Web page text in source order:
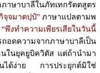
าษาบาลีในภัทเทกรัตตสูตร
จฺจมาตปฺปํ”ภาษาแปลตามพ
“พึงทำความเพียรเสียในวันนี้
อดความจากภาษาบาลีเป็น
ในยุคยูบิควิตัส แต่ถ้านำมา
นได้ง่าย การประยุกต์มิใช่